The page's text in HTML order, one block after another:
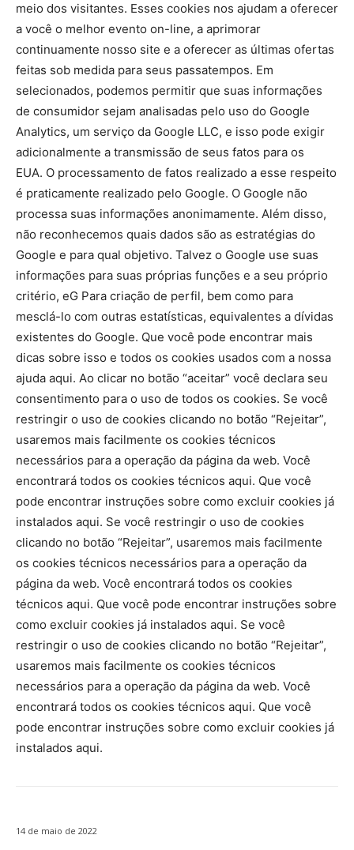
meio dos visitantes. Esses cookies nos ajudam a oferecer
a você o melhor evento on-line, a aprimorar
continuamente nosso site e a oferecer as últimas ofertas
feitas sob medida para seus passatempos. Em
selecionados, podemos permitir que suas informações
de consumidor sejam analisadas pelo uso do Google
Analytics, um serviço da Google LLC, e isso pode exigir
adicionalmente a transmissão de seus fatos para os
EUA. O processamento de fatos realizado a esse respeito
é praticamente realizado pelo Google. O Google não
processa suas informações anonimamente. Além disso,
não reconhecemos quais dados são as estratégias do
Google e para qual objetivo. Talvez o Google use suas
informações para suas próprias funções e a seu próprio
critério, eG Para criação de perfil, bem como para
mesclá-lo com outras estatísticas, equivalentes a dívidas
existentes do Google. Que você pode encontrar mais
dicas sobre isso e todos os cookies usados ​​com a nossa
ajuda aqui. Ao clicar no botão “aceitar” você declara seu
consentimento para o uso de todos os cookies. Se você
restringir o uso de cookies clicando no botão “Rejeitar”,
usaremos mais facilmente os cookies técnicos
necessários para a operação da página da web. Você
encontrará todos os cookies técnicos aqui. Que você
pode encontrar instruções sobre como excluir cookies já
instalados aqui. Se você restringir o uso de cookies
clicando no botão “Rejeitar”, usaremos mais facilmente
os cookies técnicos necessários para a operação da
página da web. Você encontrará todos os cookies
técnicos aqui. Que você pode encontrar instruções sobre
como excluir cookies já instalados aqui. Se você
restringir o uso de cookies clicando no botão “Rejeitar”,
usaremos mais facilmente os cookies técnicos
necessários para a operação da página da web. Você
encontrará todos os cookies técnicos aqui. Que você
pode encontrar instruções sobre como excluir cookies já
instalados aqui.
14 de maio de 2022